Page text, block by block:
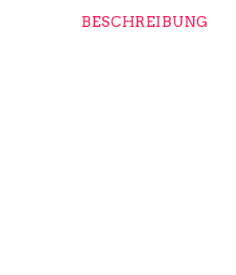
BESCHREIBUNG